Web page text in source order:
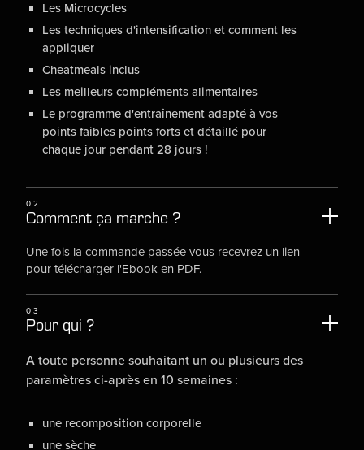
Les Microcycles
Les techniques d'intensification et comment les
appliquer
Cheatmeals inclus
Les meilleurs compléments alimentaires
Le programme d'entraînement adapté à vos
points faibles points forts et détaillé pour
chaque jour pendant 28 jours !
02
Comment ça marche ?
Une fois la commande passée vous recevrez un lien
pour télécharger l'Ebook en PDF.
03
Pour qui ?
A toute personne souhaitant un ou plusieurs des
paramètres ci-après en 10 semaines :
une recomposition corporelle
une sèche